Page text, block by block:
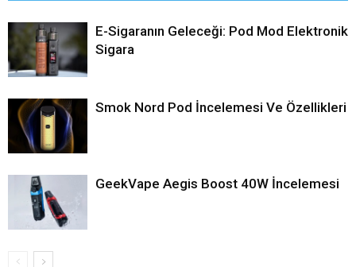
E-Sigaranın Geleceği: Pod Mod Elektronik
Sigara
Smok Nord Pod İncelemesi Ve Özellikleri
GeekVape Aegis Boost 40W İncelemesi